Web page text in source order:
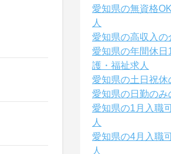
愛知県の無資格
人
愛知県の高収入の
愛知県の年間休日
護・福祉求人
愛知県の土日祝休
愛知県の日勤のみ
愛知県の1月入職
人
愛知県の4月入職
人